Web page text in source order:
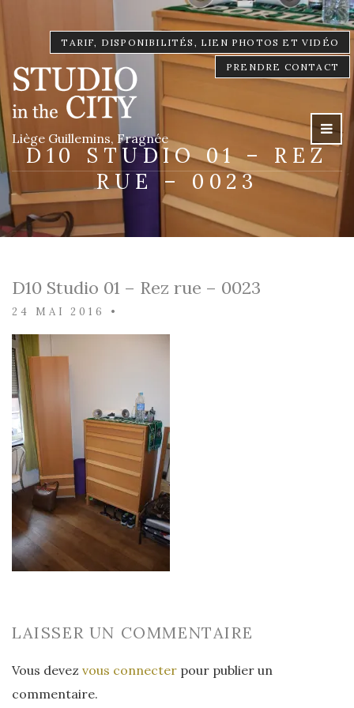
TARIF, DISPONIBILITÉS, LIEN PHOTOS ET VIDÉO
PRENDRE CONTACT
Liège Guillemins, Fragnée
D10 STUDIO 01 – REZ
RUE – 0023
D10 Studio 01 – Rez rue – 0023
24 MAI 2016 •
LAISSER UN COMMENTAIRE
Vous devez vous connecter pour publier un
commentaire.